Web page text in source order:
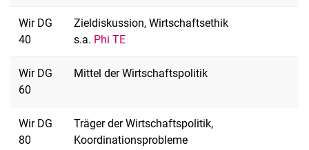
Wir DG
40
Zieldiskussion, Wirtschaftsethik
s.a. Phi TE
Wir DG
60
Mittel der Wirtschaftspolitik
Wir DG
80
Träger der Wirtschaftspolitik,
Koordinationsprobleme